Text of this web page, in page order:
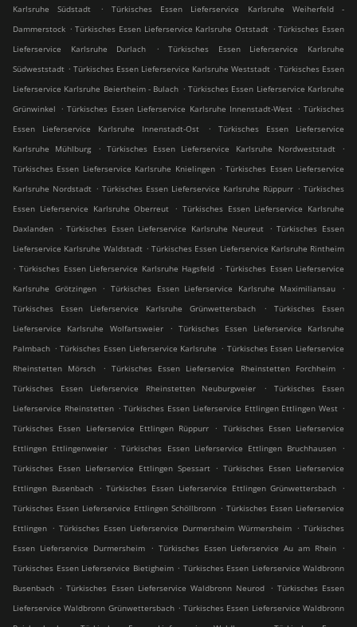
Karlsruhe Südstadt
.
Türkisches Essen Lieferservice Karlsruhe Weiherfeld -
Dammerstock . Türkisches Essen Lieferservice Karlsruhe Oststadt . Türkisches Essen
Lieferservice Karlsruhe Durlach
.
Türkisches Essen Lieferservice Karlsruhe
Südweststadt . Türkisches Essen Lieferservice Karlsruhe Weststadt . Türkisches Essen
Lieferservice Karlsruhe Beiertheim - Bulach . Türkisches Essen Lieferservice Karlsruhe
Grünwinkel
. Türkisches Essen Lieferservice Karlsruhe Innenstadt-West . Türkisches
Essen Lieferservice Karlsruhe Innenstadt-Ost
.
Türkisches Essen Lieferservice
Karlsruhe Mühlburg
. Türkisches Essen Lieferservice Karlsruhe Nordweststadt
.
Türkisches Essen Lieferservice Karlsruhe Knielingen . Türkisches Essen Lieferservice
Karlsruhe Nordstadt . Türkisches Essen Lieferservice Karlsruhe Rüppurr . Türkisches
Essen Lieferservice Karlsruhe Oberreut
. Türkisches Essen Lieferservice Karlsruhe
Daxlanden
. Türkisches Essen Lieferservice Karlsruhe Neureut . Türkisches Essen
Lieferservice Karlsruhe Waldstadt . Türkisches Essen Lieferservice Karlsruhe Rintheim
. Türkisches Essen Lieferservice Karlsruhe Hagsfeld . Türkisches Essen Lieferservice
Karlsruhe Grötzingen
. Türkisches Essen Lieferservice Karlsruhe Maximiliansau
.
Türkisches Essen Lieferservice Karlsruhe Grünwettersbach
.
Türkisches Essen
Lieferservice Karlsruhe Wolfartsweier
. Türkisches Essen Lieferservice Karlsruhe
Palmbach . Türkisches Essen Lieferservice Karlsruhe . Türkisches Essen Lieferservice
Rheinstetten Mörsch
. Türkisches Essen Lieferservice Rheinstetten Forchheim
.
Türkisches Essen Lieferservice Rheinstetten Neuburgweier
.
Türkisches Essen
Lieferservice Rheinstetten . Türkisches Essen Lieferservice Ettlingen Ettlingen West .
Türkisches Essen Lieferservice Ettlingen Rüppurr
. Türkisches Essen Lieferservice
Ettlingen Ettlingenweier
. Türkisches Essen Lieferservice Ettlingen Bruchhausen
.
Türkisches Essen Lieferservice Ettlingen Spessart
. Türkisches Essen Lieferservice
Ettlingen Busenbach
. Türkisches Essen Lieferservice Ettlingen Grünwettersbach
.
Türkisches Essen Lieferservice Ettlingen Schöllbronn . Türkisches Essen Lieferservice
Ettlingen . Türkisches Essen Lieferservice Durmersheim Würmersheim . Türkisches
Essen Lieferservice Durmersheim
. Türkisches Essen Lieferservice Au am Rhein
.
Türkisches Essen Lieferservice Bietigheim . Türkisches Essen Lieferservice Waldbronn
Busenbach . Türkisches Essen Lieferservice Waldbronn Neurod . Türkisches Essen
Lieferservice Waldbronn Grünwettersbach . Türkisches Essen Lieferservice Waldbronn